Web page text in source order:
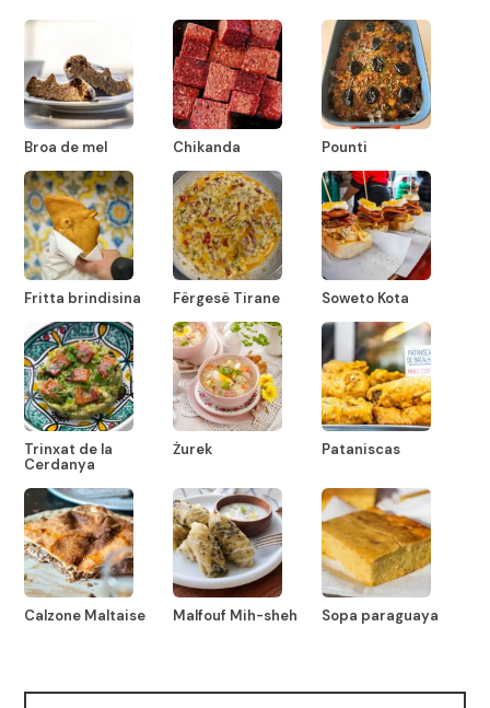
Broa de mel Chikanda Pounti
Fritta brindisina Fërgesë Tirane Soweto Kota
Trinxat de la
Cerdanya
Żurek Pataniscas
Calzone Maltaise Malfouf Mih-sheh Sopa paraguaya